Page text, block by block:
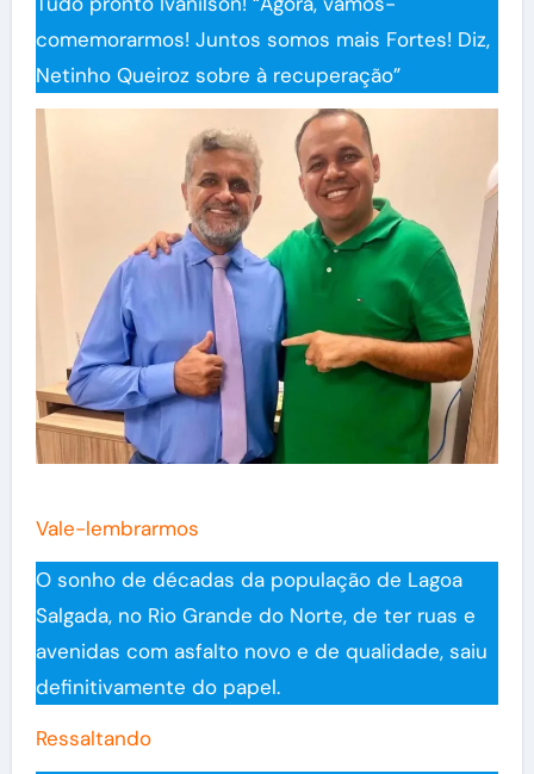
comemorarmos! Juntos somos mais Fortes! Diz,
Netinho Queiroz sobre à recuperação”
Vale-lembrarmos
O sonho de décadas da população de Lagoa
Salgada, no Rio Grande do Norte, de ter ruas e
avenidas com asfalto novo e de qualidade, saiu
definitivamente do papel.
Ressaltando